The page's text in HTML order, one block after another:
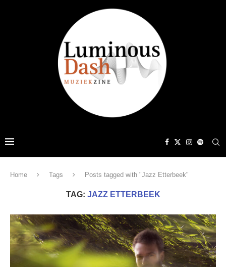
Home Tags Posts tagged with "Jazz Etterbeek"
TAG: JAZZ ETTERBEEK